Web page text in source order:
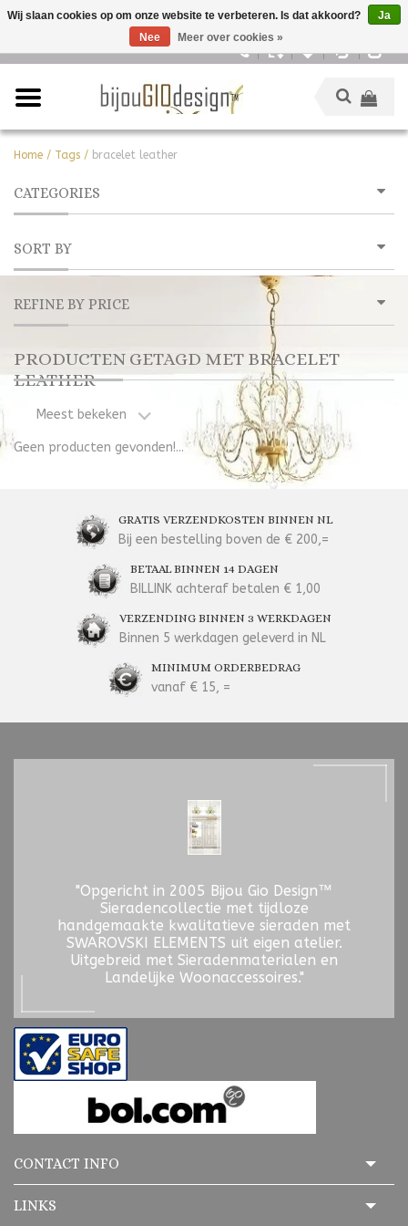
Home / Tags / bracelet leather
CATEGORIES
SORT BY
REFINE BY PRICE
PRODUCTEN GETAGD MET BRACELET
LEATHER
Meest bekeken
Geen producten gevonden!...
GRATIS VERZENDKOSTEN BINNEN NL
Bij een bestelling boven de € 200,=
BETAAL BINNEN 14 DAGEN
BILLINK achteraf betalen € 1,00
VERZENDING BINNEN 3 WERKDAGEN
Binnen 5 werkdagen geleverd in NL
MINIMUM ORDERBEDRAG
vanaf € 15, =
"Opgericht in 2005 Bijou Gio Design™
Sieradencollectie met tijdloze
handgemaakte kwalitatieve sieraden met
SWAROVSKI ELEMENTS uit eigen atelier.
Uitgebreid met Sieradenmaterialen en
Landelijke Woonaccessoires."
CONTACT INFO
LINKS
Wij slaan cookies op om onze website te verbeteren. Is dat akkoord?
Ja
Nee
Meer over cookies »